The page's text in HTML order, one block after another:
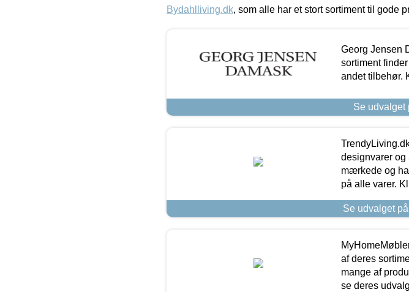
Bydahlliving.dk, som alle har et stort sortiment til gode
Georg Jensen
sortiment
andet tilbehør.
Se udvalget
designvarer og
mærkede og
på alle varer.
Se udvalget
af deres
mange af
se deres